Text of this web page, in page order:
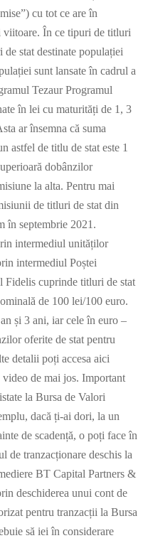
cu tot ce are în
În ce tipuri de titluri
stat destinate populației
sunt lansate în cadrul a
Tezaur Programul
în lei cu maturități de 1, 3
ar însemna că suma
astfel de titlu de stat este 1
dobânzilor
la alta. Pentru mai
de titluri de stat din
în septembrie 2021.
intermediul unităților
intermediul Poștei
Fidelis cuprinde titluri de stat
de 100 lei/100 euro.
și 3 ani, iar cele în euro –
oferite de stat pentru
detalii poți accesa aici
de mai jos. Important
la Bursa de Valori
dacă ți-ai dori, la un
de scadență, o poți face în
de tranzacționare deschis la
BT Capital Partners &
deschiderea unui cont de
pentru tranzacții la Bursa
să iei în considerare